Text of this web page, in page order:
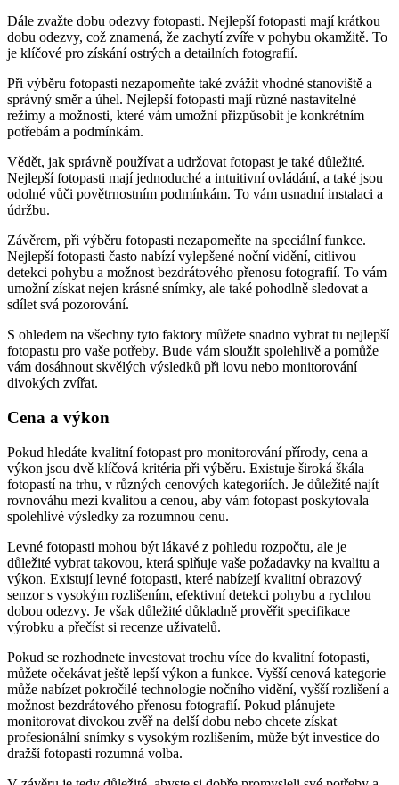
Dále zvažte dobu odezvy fotopasti. Nejlepší fotopasti mají krátkou
dobu odezvy, což znamená, že zachytí zvíře v pohybu okamžitě. To
je klíčové pro získání ostrých a detailních fotografií.
Při výběru fotopasti nezapomeňte také zvážit vhodné stanoviště a
správný směr a úhel. Nejlepší fotopasti mají různé nastavitelné
režimy a možnosti, které vám umožní přizpůsobit je konkrétním
potřebám a podmínkám.
Vědět, jak správně používat a udržovat fotopast je také důležité.
Nejlepší fotopasti mají jednoduché a intuitivní ovládání, a také jsou
odolné vůči povětrnostním podmínkám. To vám usnadní instalaci a
údržbu.
Závěrem, při výběru fotopasti nezapomeňte na speciální funkce.
Nejlepší fotopasti často nabízí vylepšené noční vidění, citlivou
detekci pohybu a možnost bezdrátového přenosu fotografií. To vám
umožní získat nejen krásné snímky, ale také pohodlně sledovat a
sdílet svá pozorování.
S ohledem na všechny tyto faktory můžete snadno vybrat tu nejlepší
fotopastu pro vaše potřeby. Bude vám sloužit spolehlivě a pomůže
vám dosáhnout skvělých výsledků při lovu nebo monitorování
divokých zvířat.
Cena a výkon
Pokud hledáte kvalitní fotopast pro monitorování přírody, cena a
výkon jsou dvě klíčová kritéria při výběru. Existuje široká škála
fotopastí na trhu, v různých cenových kategoriích. Je důležité najít
rovnováhu mezi kvalitou a cenou, aby vám fotopast poskytovala
spolehlivé výsledky za rozumnou cenu.
Levné fotopasti mohou být lákavé z pohledu rozpočtu, ale je
důležité vybrat takovou, která splňuje vaše požadavky na kvalitu a
výkon. Existují levné fotopasti, které nabízejí kvalitní obrazový
senzor s vysokým rozlišením, efektivní detekci pohybu a rychlou
dobou odezvy. Je však důležité důkladně prověřit specifikace
výrobku a přečíst si recenze uživatelů.
Pokud se rozhodnete investovat trochu více do kvalitní fotopasti,
můžete očekávat ještě lepší výkon a funkce. Vyšší cenová kategorie
může nabízet pokročilé technologie nočního vidění, vyšší rozlišení a
možnost bezdrátového přenosu fotografií. Pokud plánujete
monitorovat divokou zvěř na delší dobu nebo chcete získat
profesionální snímky s vysokým rozlišením, může být investice do
dražší fotopasti rozumná volba.